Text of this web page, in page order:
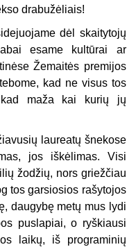
drabužėliais!
dėl skaitytojų
esame kultūrai ar
Žemaitės premijos
kad ne visus tos
kad ma­ža kai kurių jų
laureatų šnekose
jos iškėlimas. Visi
žodžių, nors griežčiau
tos garsiosios rašytojos
daugybę metų mus lydi
puslapiai, o ryškiausi
laikų, iš pro­graminių